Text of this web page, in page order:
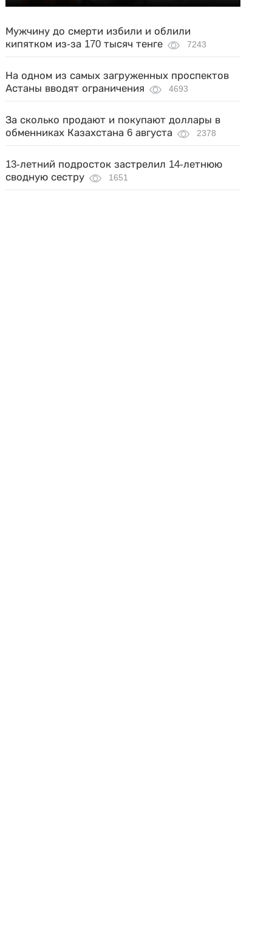
Мужчину до смерти избили и облили
кипятком из-за 170 тысяч тенге
7243
На одном из самых загруженных проспектов
Астаны вводят ограничения
4693
За сколько продают и покупают доллары в
обменниках Казахстана 6 августа
2378
13-летний подросток застрелил 14-летнюю
сводную сестру
1651